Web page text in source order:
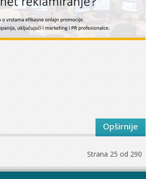
Opširnije
Strana 25 od 290